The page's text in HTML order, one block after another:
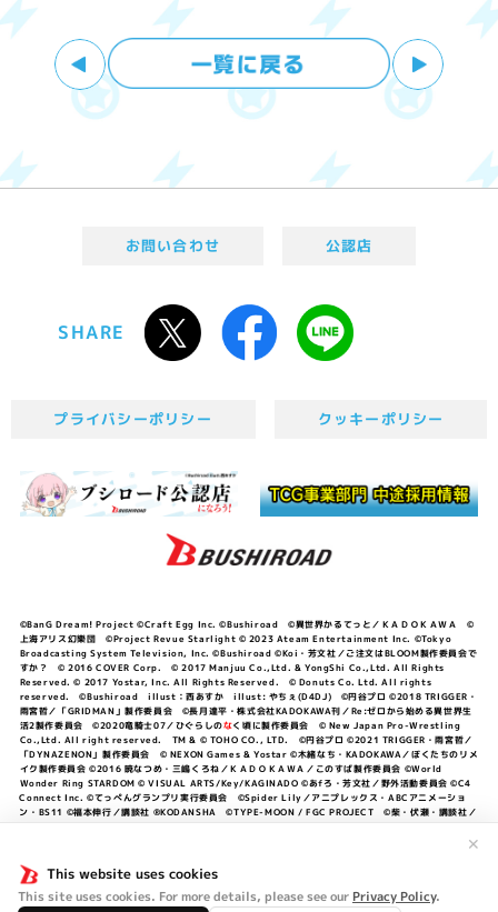
This website uses cookies
This site uses cookies. For more details, please see our Privacy Policy.
✕
お問い合わせ 公認店
SHARE
プライバシーポリシー クッキーポリシー
©BanG Dream! Project ©Craft Egg Inc. ©Bushiroad ©異世界かるてっと／ＫＡＤＯＫＡＷＡ ©
上海アリス幻樂団 ©Project Revue Starlight © 2023 Ateam Entertainment Inc. ©Tokyo
Broadcasting System Television, Inc. ©Bushiroad ©Koi・芳文社／ご注文はBLOOM製作委員会で
すか？ © 2016 COVER Corp. © 2017 Manjuu Co.,Ltd. & YongShi Co.,Ltd. All Rights
Reserved. © 2017 Yostar, Inc. All Rights Reserved. © Donuts Co. Ltd. All rights
reserved. ©Bushiroad illust：西あすか illust: やちぇ(D4DJ) ©円谷プロ ©2018 TRIGGER・
雨宮哲／「GRIDMAN」製作委員会 ©長月達平・株式会社KADOKAWA刊／Re:ゼロから始める異世界生
活2製作委員会 ©2020竜騎士07／ひぐらしのなく頃に製作委員会 © New Japan Pro-Wrestling
Co.,Ltd. All right reserved. TM & © TOHO CO., LTD. ©円谷プロ ©2021 TRIGGER・雨宮哲／
「DYNAZENON」製作委員会 © NEXON Games & Yostar ©木緒なち・KADOKAWA／ぼくたちのリメ
イク製作委員会 ©2016 暁なつめ・三嶋くろね／ＫＡＤＯＫＡＷＡ／このすば製作委員会 ©World
Wonder Ring STARDOM © VISUAL ARTS/Key/KAGINADO ©あfろ・芳文社／野外活動委員会 ©C4
Connect Inc. ©てっぺんグランプリ実行委員会 ©Spider Lily／アニプレックス・ABCアニメーショ
ン・BS11 ©福本伸行／講談社 ®KODANSHA ©TYPE-MOON / FGC PROJECT ©柴・伏瀬・講談社／
©中村力斗・野澤ゆき子／集英社・君のことが大大大大大好きな製作委員会 ©IIS-P／ぽんのみち製作委
員会 ©円谷プロ ©2023 TRIGGER・雨宮哲／「劇場版グリッドマンユニバース」製作委員会 © NEXON
Games／アビドス商店街 ©プロジェクトラブライブ！蓮ノ空女学院スクールアイドルクラブ ©「勇気爆